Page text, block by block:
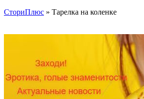
СториПлюс » Тарелка на коленке